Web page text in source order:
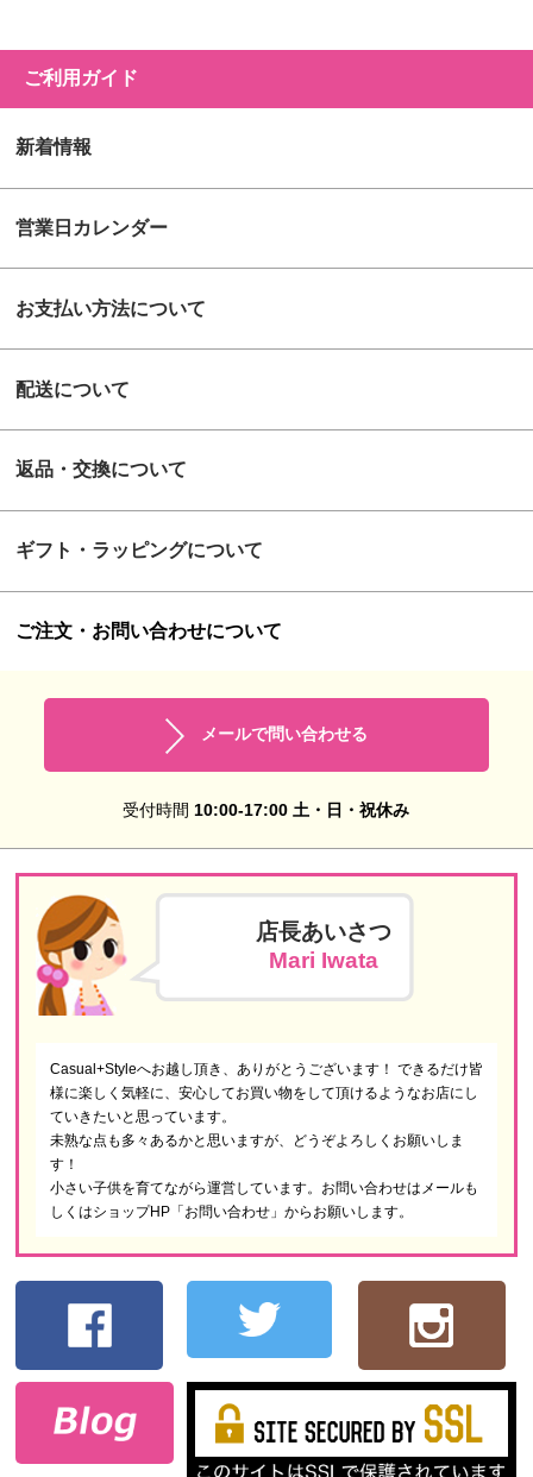
ご利用ガイド
新着情報
営業日カレンダー
お支払い方法について
配送について
返品・交換について
ギフト・ラッピングについて
ご注文・お問い合わせについて
メールで問い合わせる
受付時間 10:00-17:00 土・日・祝休み
店長あいさつ
Mari Iwata
Casual+Styleへお越し頂き、ありがとうございます！ できるだけ皆
様に楽しく気軽に、安心してお買い物をして頂けるようなお店にし
ていきたいと思っています。
未熟な点も多々あるかと思いますが、どうぞよろしくお願いしま
す！
小さい子供を育てながら運営しています。お問い合わせはメールも
しくはショップHP「お問い合わせ」からお願いします。